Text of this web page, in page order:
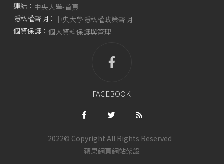
2022© Copyright All Rights Reserved
蘋果網頁網站架設
連結： 中央大學-首頁
隱私權聲明： 中央大學隱私權政策聲明
個資保護： 個人資料保護與管理
FACEBOOK